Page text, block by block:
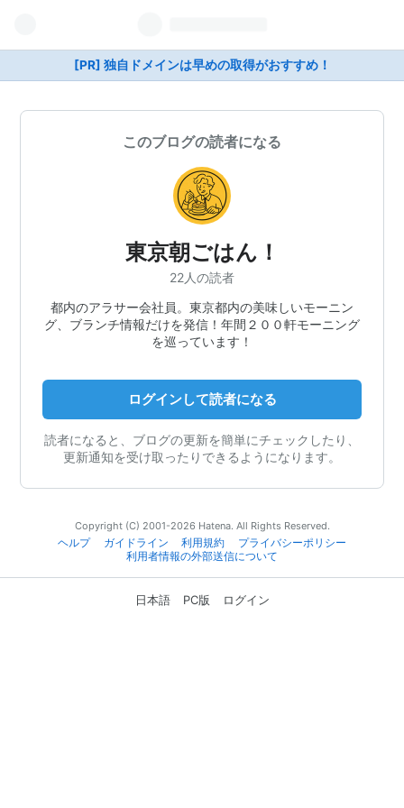
[PR] 独自ドメインは早めの取得がおすすめ！
このブログの読者になる
東京朝ごはん！
22人の読者
都内のアラサー会社員。東京都内の美味しいモーニン
グ、ブランチ情報だけを発信！年間２００軒モーニング
を巡っています！
ログインして読者になる
読者になると、ブログの更新を簡単にチェックしたり、
更新通知を受け取ったりできるようになります。
Copyright (C) 2001-2026 Hatena. All Rights Reserved.
ヘルプ
ガイドライン 利用規約
プライバシーポリシー
利用者情報の外部送信について
日本語 PC版 ログイン